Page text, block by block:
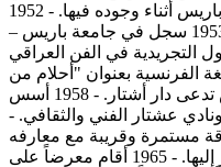
بعض قاعات العرض الفرنسية في باريس أثناء وجوده فيها. - 1952
أقام معرضاً شخصياً في باريس. - 1953 سجل في جامعة باريس –
التجريدية في الفن العراقي
باللغة الفرنسية بعنوان "أحلام من
الشرق" وأسس دار نشر في باريس تدعى دار أشتار. - 1958 أسس
عشتار الفني والثقافي. -
مستمرة وقريبة مع معارفه
وأصدقائه في باريس ودائم السفر إليها. - 1965 أقام معرضاً على